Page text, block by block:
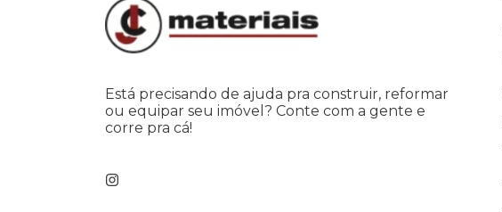
Está precisando de ajuda pra construir, reformar
ou equipar seu imóvel? Conte com a gente e
corre pra cá!